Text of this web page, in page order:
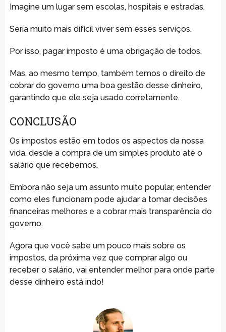
Imagine um lugar sem escolas, hospitais e estradas.
Seria muito mais difícil viver sem esses serviços.
Por isso, pagar imposto é uma obrigação de todos.
Mas, ao mesmo tempo, também temos o direito de
cobrar do governo uma boa gestão desse dinheiro,
garantindo que ele seja usado corretamente.
CONCLUSÃO
Os impostos estão em todos os aspectos da nossa
vida, desde a compra de um simples produto até o
salário que recebemos.
Embora não seja um assunto muito popular, entender
como eles funcionam pode ajudar a tomar decisões
financeiras melhores e a cobrar mais transparência do
governo.
Agora que você sabe um pouco mais sobre os
impostos, da próxima vez que comprar algo ou
receber o salário, vai entender melhor para onde parte
desse dinheiro está indo!